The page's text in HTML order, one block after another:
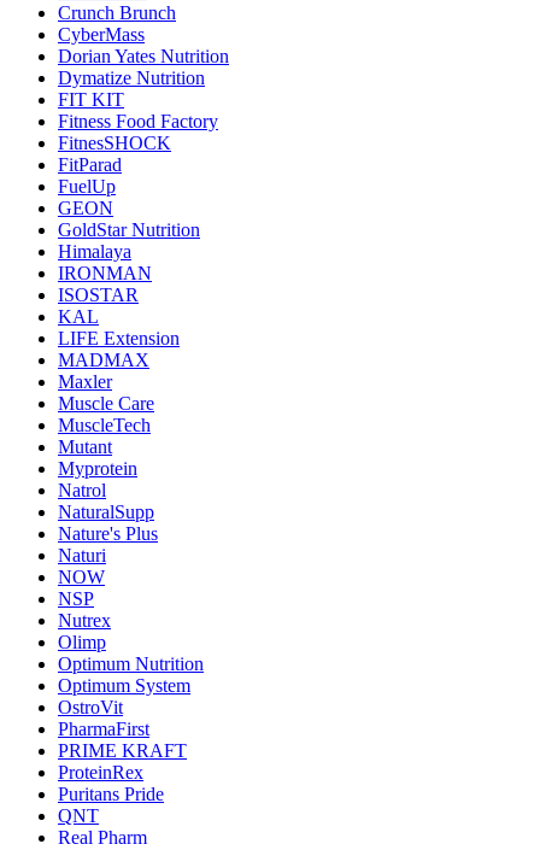
Crunch Brunch
CyberMass
Dorian Yates Nutrition
Dymatize Nutrition
FIT KIT
Fitness Food Factory
FitnesSHOCK
FitParad
FuelUp
GEON
GoldStar Nutrition
Himalaya
IRONMAN
ISOSTAR
KAL
LIFE Extension
MADMAX
Maxler
Muscle Care
MuscleTech
Mutant
Myprotein
Natrol
NaturalSupp
Nature's Plus
Naturi
NOW
NSP
Nutrex
Olimp
Optimum Nutrition
Optimum System
OstroVit
PharmaFirst
PRIME KRAFT
ProteinRex
Puritans Pride
QNT
Real Pharm